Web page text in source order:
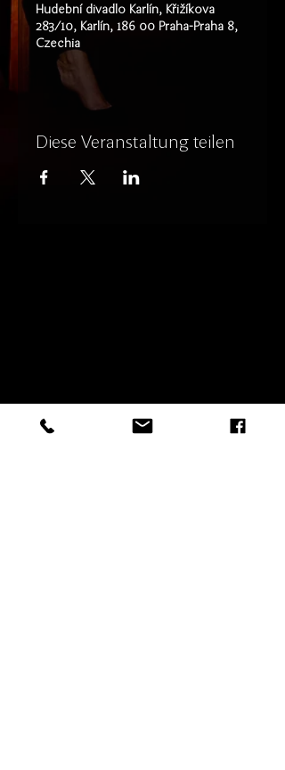
Hudební divadlo Karlín, Křižíkova
283/10, Karlín, 186 00 Praha-Praha 8,
Czechia
Diese Veranstaltung teilen